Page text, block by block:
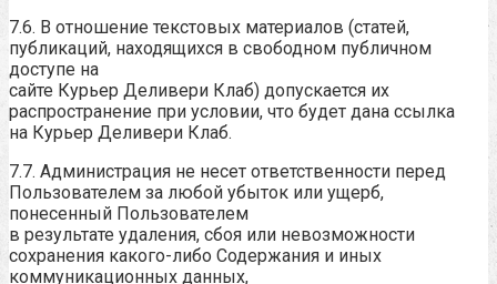
7.6. В отношение текстовых материалов (статей,
публикаций, находящихся в свободном публичном
доступе на
сайте Курьер Деливери Клаб) допускается их
распространение при условии, что будет дана ссылка
на Курьер Деливери Клаб.
7.7. Администрация не несет ответственности перед
Пользователем за любой убыток или ущерб,
понесенный Пользователем
в результате удаления, сбоя или невозможности
сохранения какого-либо Содержания и иных
коммуникационных данных,